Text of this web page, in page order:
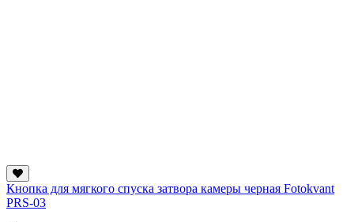
Кнопка для мягкого спуска затвора камеры черная Fotokvant
PRS-03